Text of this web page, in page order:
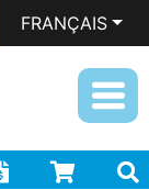
FRANÇAIS